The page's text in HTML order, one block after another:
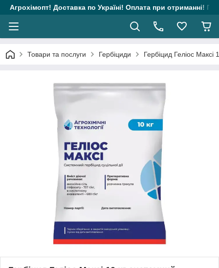
Агрохімопт! Доставка по Україні! Оплата при отриманні!
Товари та послуги Гербіциди Гербіцид Геліос Максі